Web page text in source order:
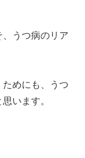
、うつ病のリア
めにも、うつ
います。